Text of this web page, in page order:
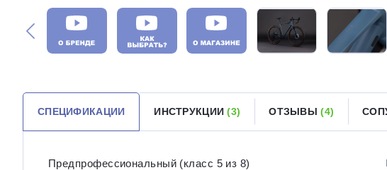
СПЕЦИФИКАЦИИ ИНСТРУКЦИИ(3) ОТЗЫВЫ(4)
Предпрофессиональный (класс 5 из 8)
25%